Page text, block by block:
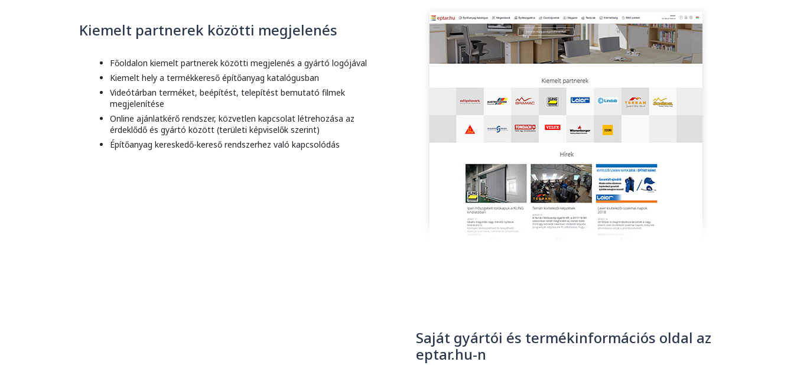
Kiemelt partnerek közötti megjelenés
Főoldalon kiemelt partnerek közötti megjelenés a gyártó logójával
Kiemelt hely a termékkereső építőanyag katalógusban
Videótárban terméket, beépítést, telepítést bemutató filmek
megjelenítése
Online ajánlatkérő rendszer, közvetlen kapcsolat létrehozása az
érdeklődő és gyártó között (területi képviselők szerint)
Építőanyag kereskedő-kereső rendszerhez való kapcsolódás
Saját gyártói és termékinformációs oldal az
eptar.hu-n